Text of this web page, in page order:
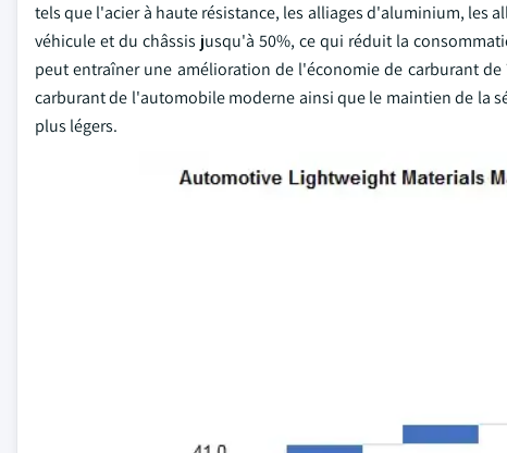
tels que l'acier à haute résistance, les alliages d'aluminium, les
véhicule et du châssis jusqu'à 50%, ce qui réduit la
peut entraîner une amélioration de l'économie de carburant
carburant de l'automobile moderne ainsi que le maintien de la
plus légers.